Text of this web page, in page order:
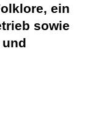
ein
sowie